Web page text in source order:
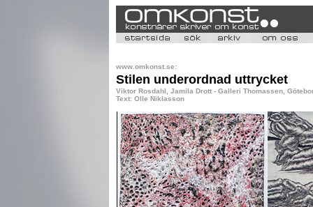
www.omkonst.se:
Stilen underordnad uttrycket
Viktor Rosdahl, Jamila Drott - Galleri Thomassen,
Text: Olle Niklasson